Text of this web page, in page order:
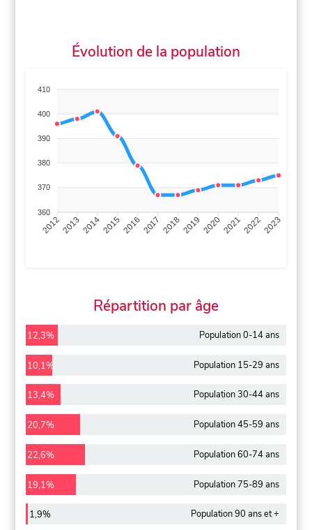
Évolution de la population
410
400
390
380
370
360
201220132014201520162017 20182019 2020202120222023
Répartition par âge
12,3% Population 0-14 ans
10,1% Population 15-29 ans
13,4% Population 30-44 ans
20,7% Population 45-59 ans
22,6% Population 60-74 ans
19,1% Population 75-89 ans
1,9% Population 90 ans et +